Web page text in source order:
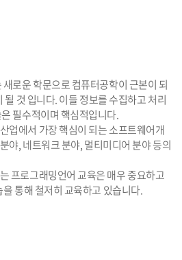
로운 학문으로 컴퓨터공학이 근본이 되
것 입니다. 이들 정보를 수집하고 처리
필수적이며 핵심적입니다.
업에서 가장 핵심이 되는 소프트웨어개
야, 네트워크 분야, 멀티미디어 분야 등의
프로그래밍언어 교육은 매우 중요하고
통해 철저히 교육하고 있습니다.